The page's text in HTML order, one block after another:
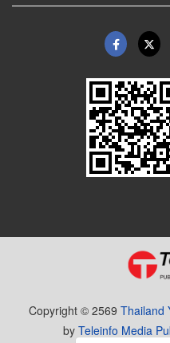
Copyright © 2569 Thailand
by Teleinfo Media